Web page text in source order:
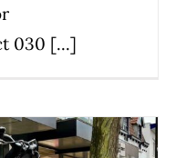
030 [...]